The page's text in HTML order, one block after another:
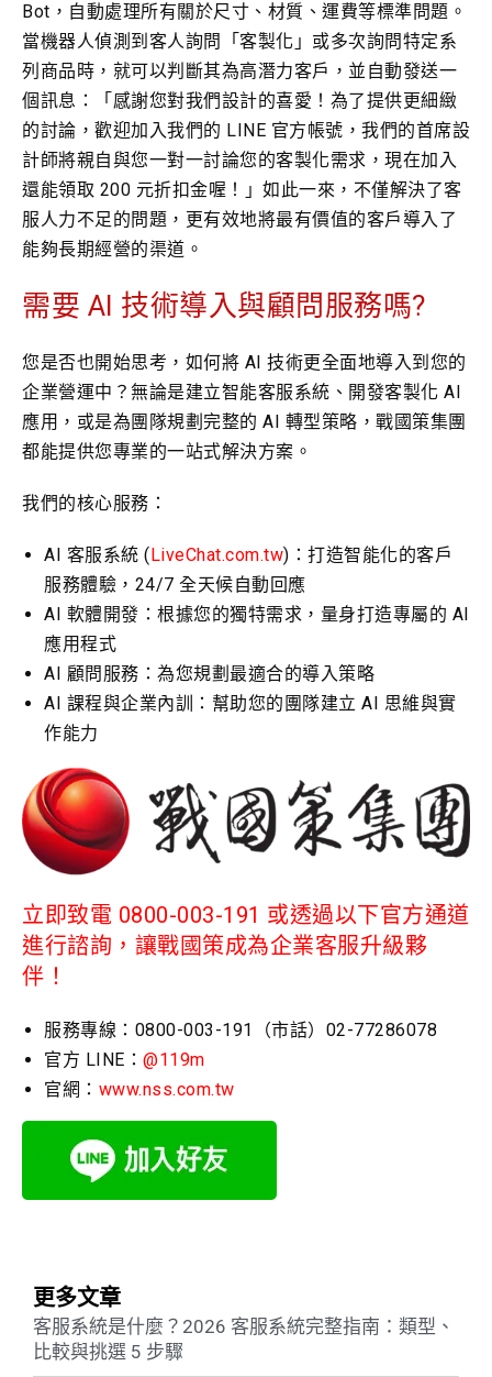
Bot，自動處理所有關於尺寸、材質、運費等標準問題。
當機器人偵測到客人詢問「客製化」或多次詢問特定系
列商品時，就可以判斷其為高潛力客戶，並自動發送一
個訊息：「感謝您對我們設計的喜愛！為了提供更細緻
的討論，歡迎加入我們的 LINE 官方帳號，我們的首席設
計師將親自與您一對一討論您的客製化需求，現在加入
還能領取 200 元折扣金喔！」如此一來，不僅解決了客
服人力不足的問題，更有效地將最有價值的客戶導入了
能夠長期經營的渠道。
需要 AI 技術導入與顧問服務嗎?
您是否也開始思考，如何將 AI 技術更全面地導入到您的
企業營運中？無論是建立智能客服系統、開發客製化 AI
應用，或是為團隊規劃完整的 AI 轉型策略，戰國策集團
都能提供您專業的一站式解決方案。
我們的核心服務：
AI 客服系統 (LiveChat.com.tw)：打造智能化的客戶
服務體驗，24/7 全天候自動回應
AI 軟體開發：根據您的獨特需求，量身打造專屬的 AI
應用程式
AI 顧問服務：為您規劃最適合的導入策略
AI 課程與企業內訓：幫助您的團隊建立 AI 思維與實
作能力
立即致電 0800-003-191 或透過以下官方通道
進行諮詢，讓戰國策成為企業客服升級夥
伴！
服務專線：0800-003-191（市話）02-77286078
官方 LINE： @119m
官網： www.nss.com.tw
更多文章
客服系統是什麼？2026 客服系統完整指南：類型、
比較與挑選 5 步驟